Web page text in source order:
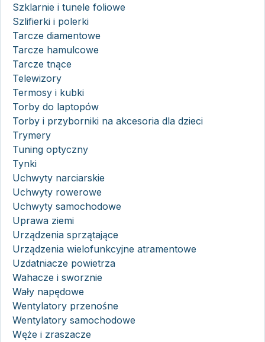
Szklarnie i tunele foliowe
Szlifierki i polerki
Tarcze diamentowe
Tarcze hamulcowe
Tarcze tnące
Telewizory
Termosy i kubki
Torby do laptopów
Torby i przyborniki na akcesoria dla dzieci
Trymery
Tuning optyczny
Tynki
Uchwyty narciarskie
Uchwyty rowerowe
Uchwyty samochodowe
Uprawa ziemi
Urządzenia sprzątające
Urządzenia wielofunkcyjne atramentowe
Uzdatniacze powietrza
Wahacze i sworznie
Wały napędowe
Wentylatory przenośne
Wentylatory samochodowe
Węże i zraszacze